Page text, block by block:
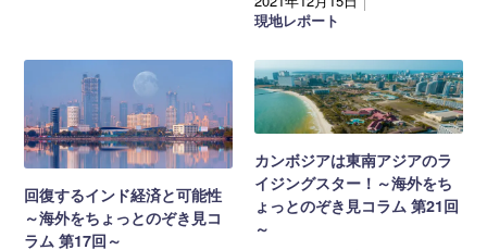
現地レポート
回復するインド経済と可能性
～海外をちょっとのぞき見コ
ラム 第17回～
カンボジアは東南アジアのラ
イジングスター！～海外をち
ょっとのぞき見コラム 第21回
～